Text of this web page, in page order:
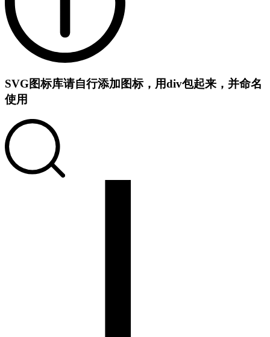
SVG图标库请自行添加图标，用div包起来，并命名
使用